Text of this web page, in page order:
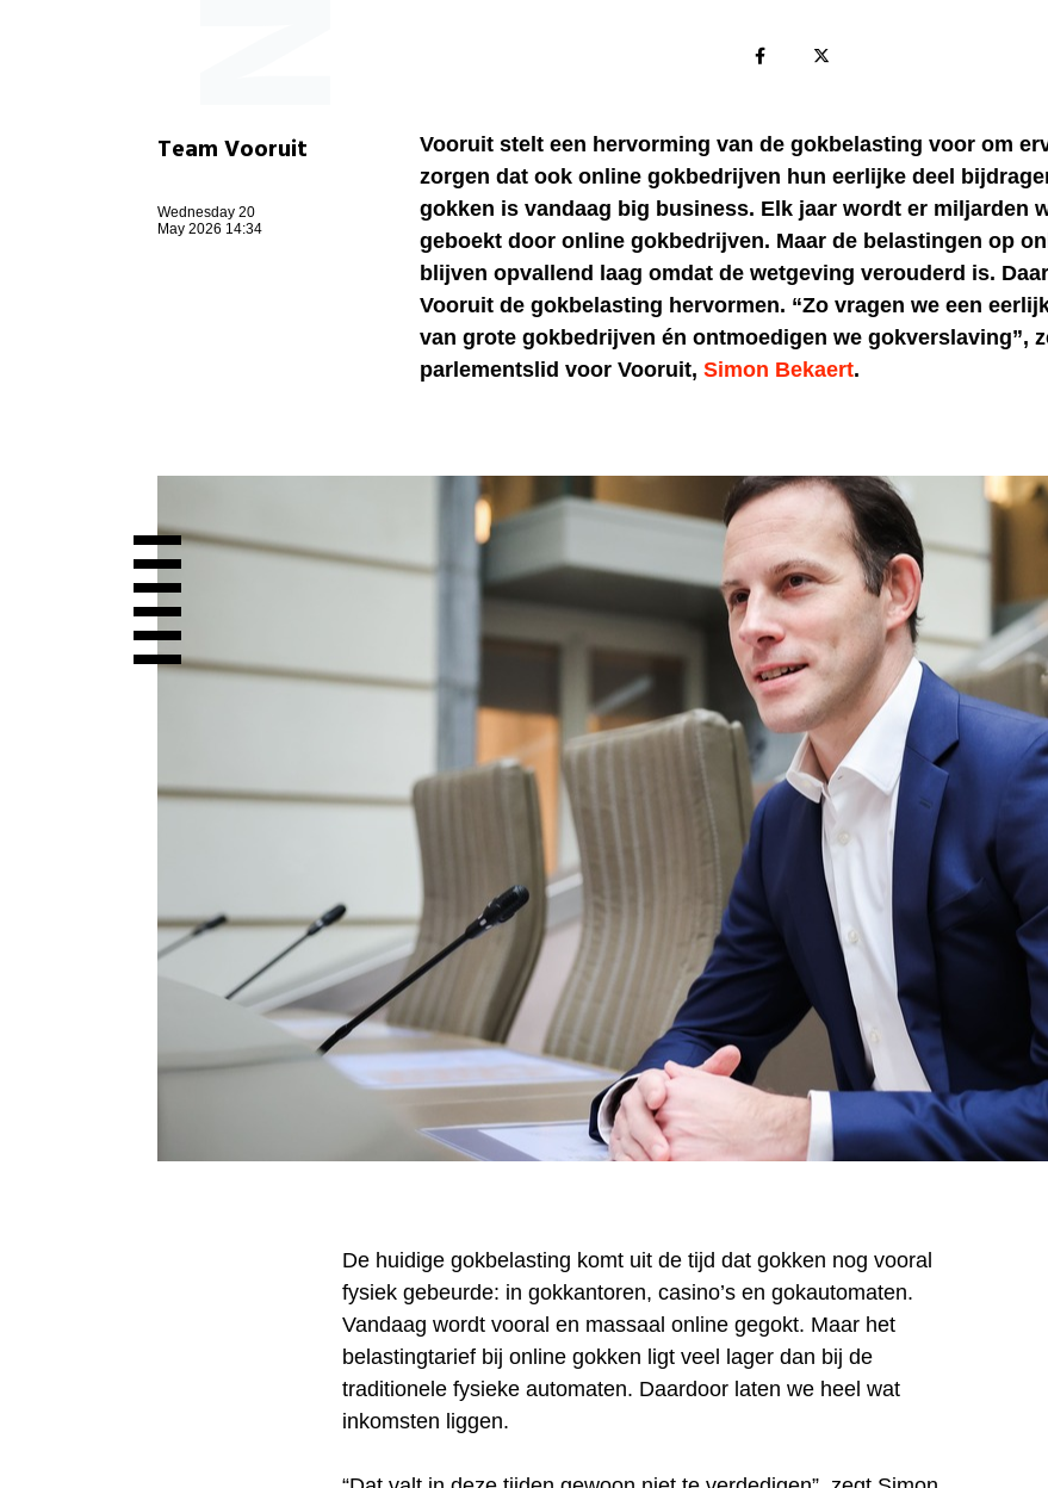
Team Vooruit
Wednesday 20
May 2026 14:34
Vooruit stelt een hervorming van de gokbelasting voor om
zorgen dat ook online gokbedrijven hun eerlijke deel
gokken is vandaag big business. Elk jaar wordt er miljarden
geboekt door online gokbedrijven. Maar de belastingen op
blijven opvallend laag omdat de wetgeving verouderd is.
Vooruit de gokbelasting hervormen. “Zo vragen we een
van grote gokbedrijven én ontmoedigen we gokverslaving”,
parlementslid voor Vooruit, Simon Bekaert.
De huidige gokbelasting komt uit de tijd dat gokken nog vooral
fysiek gebeurde: in gokkantoren, casino’s en gokautomaten.
Vandaag wordt vooral en massaal online gegokt. Maar het
belastingtarief bij online gokken ligt veel lager dan bij de
traditionele fysieke automaten. Daardoor laten we heel wat
inkomsten liggen.